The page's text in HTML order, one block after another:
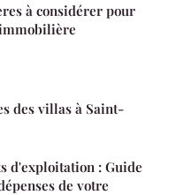
à considérer pour
des villas à Saint-
d'exploitation : Guide
de votre